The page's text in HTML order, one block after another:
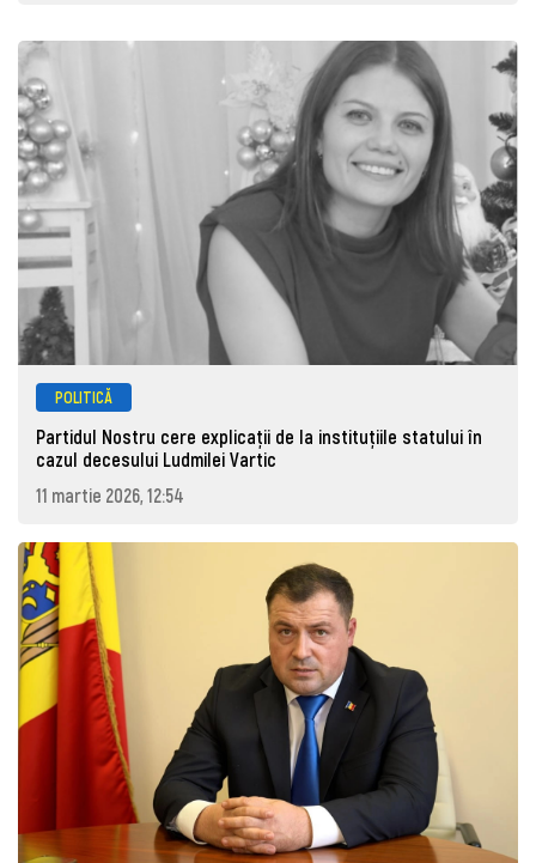
POLITICĂ
Partidul Nostru cere explicații de la instituțiile statului în
cazul decesului Ludmilei Vartic
11 martie 2026, 12:54